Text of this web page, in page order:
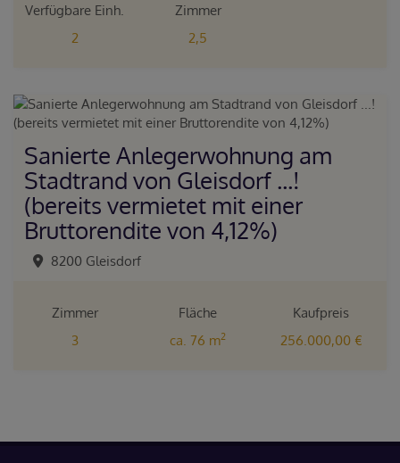
Verfügbare Einh.
2
Zimmer
2,5
Sanierte Anlegerwohnung am
Stadtrand von Gleisdorf ...!
(bereits vermietet mit einer
Bruttorendite von 4,12%)
8200 Gleisdorf
Zimmer
3
Fläche
ca. 76 m2
Kaufpreis
256.000,00 €